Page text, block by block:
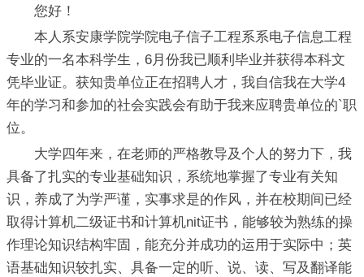
您好！
本人系安康学院学院电子信子工程系系电子信息工程
专业的一名本科学生，6月份我已顺利毕业并获得本科文
凭毕业证。获知贵单位正在招聘人才，我自信我在大学4
年的学习和参加的社会实践会有助于我来应聘贵单位的`职
位。
大学四年来，在老师的严格教导及个人的努力下，我
具备了扎实的专业基础知识，系统地掌握了专业有关知
识，养成了为学严谨，实事求是的作风，并在校期间已经
取得计算机二级证书和计算机nit证书，能够较为熟练的操
作理论知识结构牢固，能充分并成功的运用于实际中；英
语基础知识较扎实、具备一定的听、说、读、写及翻译能